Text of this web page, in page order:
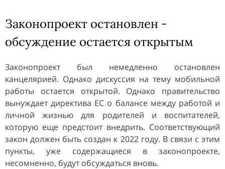
Законопроект остановлен -
обсуждение остается открытым
Законопроект был немедленно остановлен
канцелярией. Однако дискуссия на тему мобильной
работы остается открытой. Однако правительство
вынуждает директива ЕС о балансе между работой и
личной жизнью для родителей и воспитателей,
которую еще предстоит внедрить. Соответствующий
закон должен быть создан к 2022 году. В связи с этим
пункты, уже содержащиеся в законопроекте,
несомненно, будут обсуждаться вновь.